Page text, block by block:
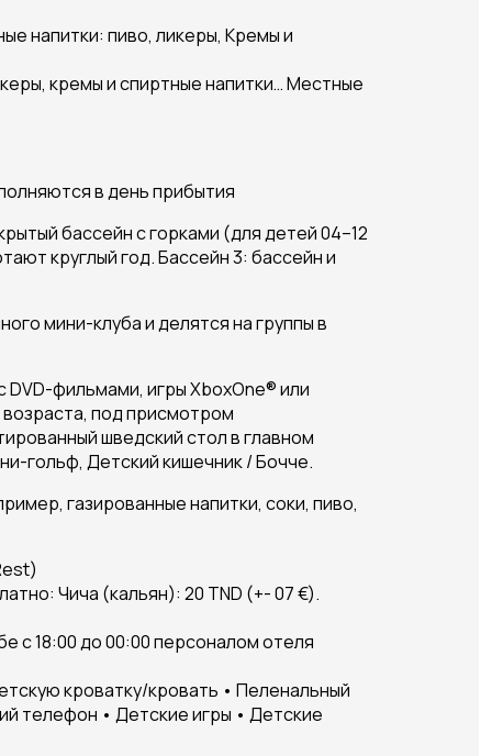
напитки: пиво, ликеры, Кремы и
кремы и спиртные напитки… Местные
в день прибытия
бассейн с горками (для детей 04–12
круглый год. Бассейн 3: бассейн и
мини-клуба и делятся на группы в
фильмами, игры XboxOne® или
под присмотром
шведский стол в главном
гольф, Детский кишечник / Бочче.
газированные напитки, соки, пиво,
Чича (кальян): 20 TND (+- 07 €).
с 18:00 до 00:00 персоналом отеля
кроватку/кровать • Пеленальный
телефон • Детские игры • Детские